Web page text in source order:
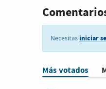
Necesitas iniciar
Más votados